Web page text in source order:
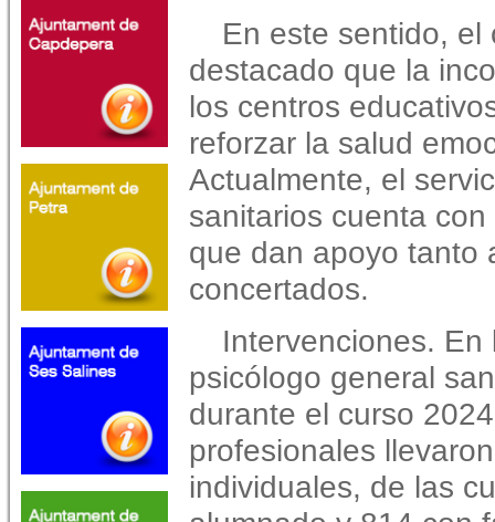
En este sentido, el
destacado que la
los centros
reforzar la salud
Actualmente, el
sanitarios cuenta
que dan apoyo tanto
concertados.
Intervenciones.
psicólogo general
durante el curso
profesionales
individuales, de las